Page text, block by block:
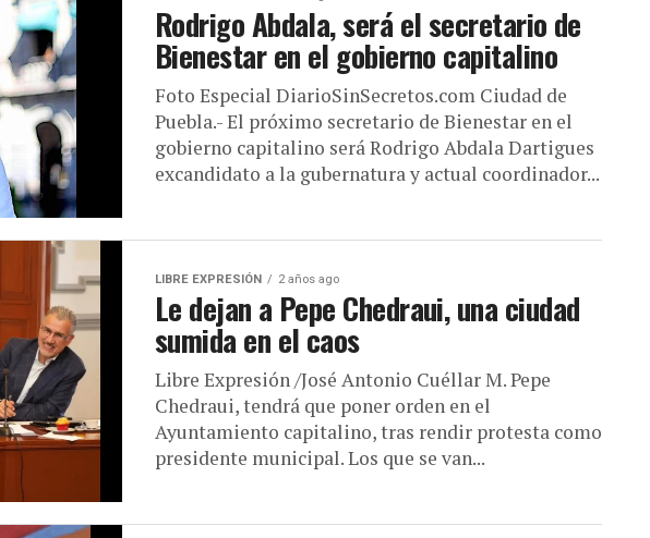
Rodrigo Abdala, será el secretario de
Bienestar en el gobierno capitalino
Foto Especial DiarioSinSecretos.com Ciudad de
Puebla.- El próximo secretario de Bienestar en el
gobierno capitalino será Rodrigo Abdala Dartigues
excandidato a la gubernatura y actual coordinador...
LIBRE EXPRESIÓN 2 años ago
Le dejan a Pepe Chedraui, una ciudad
sumida en el caos
Libre Expresión /José Antonio Cuéllar M. Pepe
Chedraui, tendrá que poner orden en el
Ayuntamiento capitalino, tras rendir protesta como
presidente municipal. Los que se van...